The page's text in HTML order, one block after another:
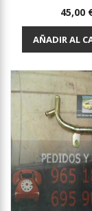
Precio
45,00
AÑADIR AL